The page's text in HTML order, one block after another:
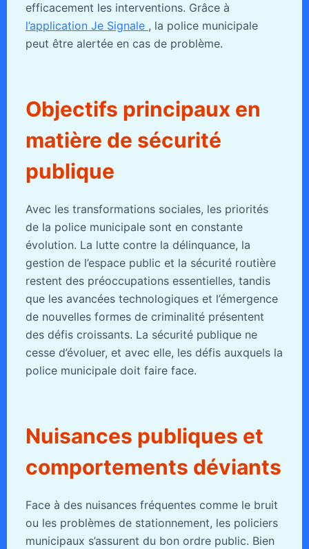
efficacement les interventions. Grâce à
l’application Je Signale , la police municipale
peut être alertée en cas de problème.
Objectifs principaux en
matière de sécurité
publique
Avec les transformations sociales, les priorités
de la police municipale sont en constante
évolution. La lutte contre la délinquance, la
gestion de l’espace public et la sécurité routière
restent des préoccupations essentielles, tandis
que les avancées technologiques et l’émergence
de nouvelles formes de criminalité présentent
des défis croissants. La sécurité publique ne
cesse d’évoluer, et avec elle, les défis auxquels la
police municipale doit faire face.
Nuisances publiques et
comportements déviants
Face à des nuisances fréquentes comme le bruit
ou les problèmes de stationnement, les policiers
municipaux s’assurent du bon ordre public. Bien